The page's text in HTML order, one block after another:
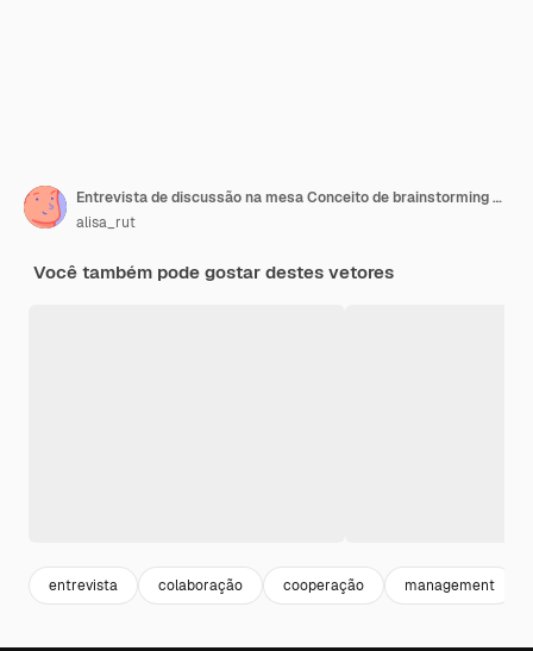
Entrevista de discussão na mesa Conceito de brainstorming de trabalho em equipe Ilustração vetorial
alisa_rut
Você também pode gostar destes vetores
entrevista colaboração cooperação management